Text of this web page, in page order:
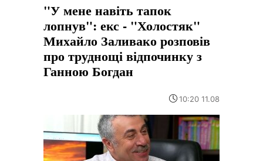
"У мене навіть тапок
лопнув": екс - "Холостяк"
Михайло Заливако розповів
про труднощі відпочинку з
Ганною Богдан
10:20 11.08